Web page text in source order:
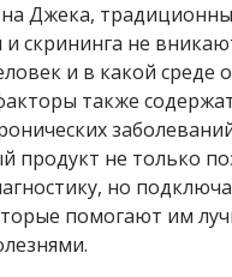
Джека,
и скрининга не
и в какой среде
также
продукт не только
но
помогают им